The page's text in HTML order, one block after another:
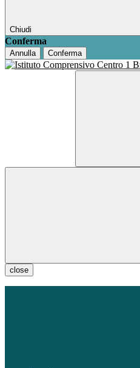
Chiudi
Conferma
Annulla Conferma
close